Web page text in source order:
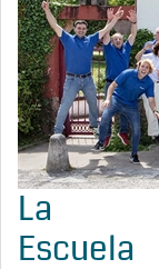
La
Escuela